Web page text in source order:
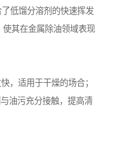
低馏分溶剂的快速挥发
其在金属除油领域表现
，适用于干燥的场合；
油污充分接触，提高清